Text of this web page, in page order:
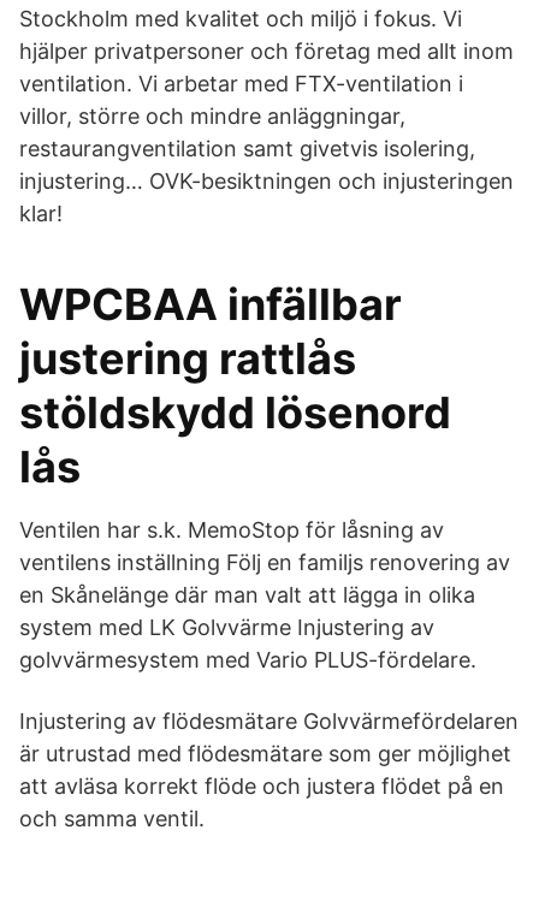
Stockholm med kvalitet och miljö i fokus. Vi
hjälper privatpersoner och företag med allt inom
ventilation. Vi arbetar med FTX-ventilation i
villor, större och mindre anläggningar,
restaurangventilation samt givetvis isolering,
injustering… OVK-besiktningen och injusteringen
klar!
WPCBAA infällbar
justering rattlås
stöldskydd lösenord
lås
Ventilen har s.k. MemoStop för låsning av
ventilens inställning Följ en familjs renovering av
en Skånelänge där man valt att lägga in olika
system med LK Golvvärme Injustering av
golvvärmesystem med Vario PLUS-fördelare.
Injustering av flödesmätare Golvvärmefördelaren
är utrustad med flödesmätare som ger möjlighet
att avläsa korrekt flöde och justera flödet på en
och samma ventil.